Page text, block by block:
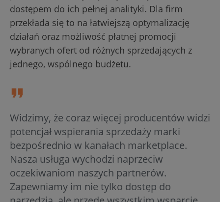
dostępem do ich pełnej analityki. Dla firm
przekłada się to na łatwiejszą optymalizację
działań oraz możliwość płatnej promocji
wybranych ofert od różnych sprzedających z
jednego, wspólnego budżetu.
Widzimy, że coraz więcej producentów widzi
potencjał wspierania sprzedaży marki
bezpośrednio w kanałach marketplace.
Nasza usługa wychodzi naprzeciw
oczekiwaniom naszych partnerów.
Zapewniamy im nie tylko dostęp do